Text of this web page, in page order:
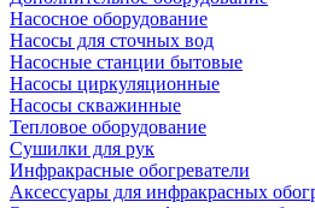
Насосное оборудование
Насосы для сточных вод
Насосные станции бытовые
Насосы циркуляционные
Насосы скважинные
Тепловое оборудование
Сушилки для рук
Инфракрасные обогреватели
Аксессуары для инфракрасных